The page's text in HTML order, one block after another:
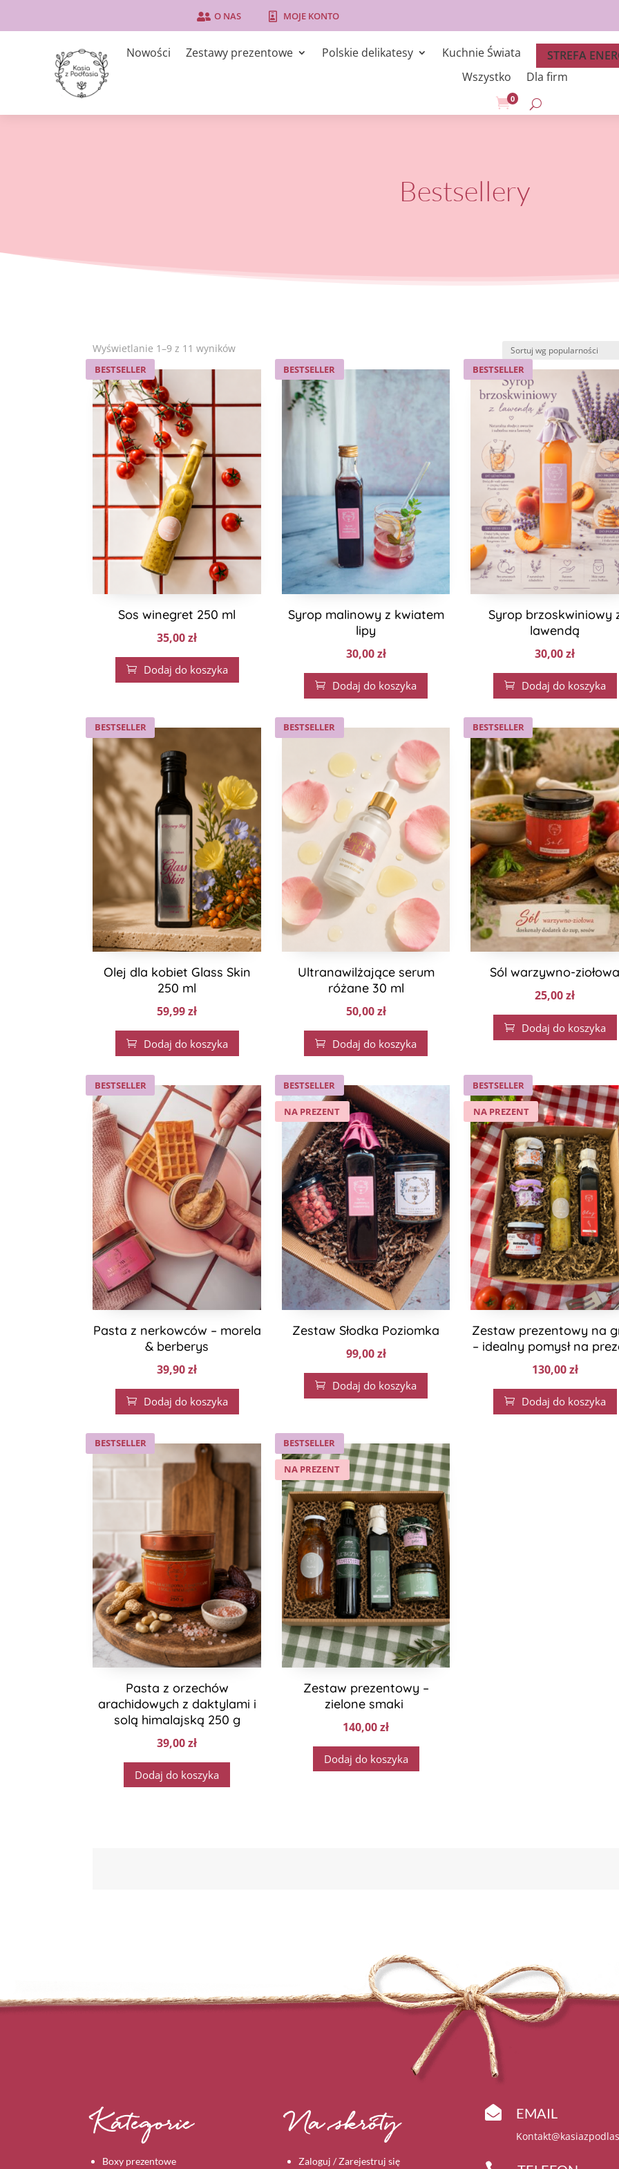
 O NAS  MOJE KONTO
Nowości Zestawy prezentowe Polskie delikatesy Kuchnie Świata
STREFA
Wszystko
Dla firm
0
Bestsellery
Wyświetlanie 1–9 z 11 wynikówPosortowane
popularności
BESTSELLER
Sos winegret 250 ml
35,00zł
 Dodaj do koszyka
BESTSELLER
Syrop malinowy z kwiatem
lipy
30,00zł
 Dodaj do koszyka
BESTSELLER
Syrop brzoskwiniowy
lawendą
30,00zł
 Dodaj do koszyka
BESTSELLER
Olej dla kobiet Glass Skin
250 ml
59,99zł
 Dodaj do koszyka
BESTSELLER
Ultranawilżające serum
różane 30 ml
50,00zł
 Dodaj do koszyka
BESTSELLER
Sól warzywno-
25,00zł
 Dodaj do koszyka
BESTSELLER
Pasta z nerkowców – morela
& berberys
39,90zł
 Dodaj do koszyka
BESTSELLER
NA PREZENT
Zestaw Słodka Poziomka
99,00zł
 Dodaj do koszyka
BESTSELLER
NA PREZENT
Zestaw prezentowy na
– idealny pomysł na
130,00zł
 Dodaj do koszyka
BESTSELLER
Pasta z orzechów
arachidowych z daktylami i
solą himalajską 250 g
39,00zł
Dodaj do koszyka
BESTSELLER
NA PREZENT
Zestaw prezentowy –
zielone smaki
140,00zł
Dodaj do koszyka
Kategorie
Boxy prezentowe
Na skróty
Zaloguj / Zarejestruj się
 EMAIL